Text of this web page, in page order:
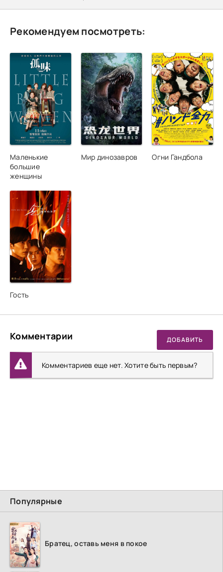
Популярные
Братец, оставь меня в покое
Рекомендуем посмотреть:
Маленькие
большие
женщины
Мир динозавров Огни Гандбола
Гость
Комментарии ДОБАВИТЬ
Комментариев еще нет. Хотите быть первым?